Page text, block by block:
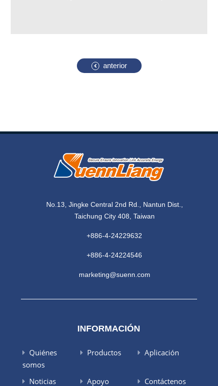
anterior
No.13, Jingke Central 2nd Rd., Nantun Dist.,
Taichung City 408, Taiwan
+886-4-24229632
+886-4-24224546
marketing@suenn.com
INFORMACIÓN
Quiénes
somos
Productos Aplicación
Noticias Apoyo Contáctenos